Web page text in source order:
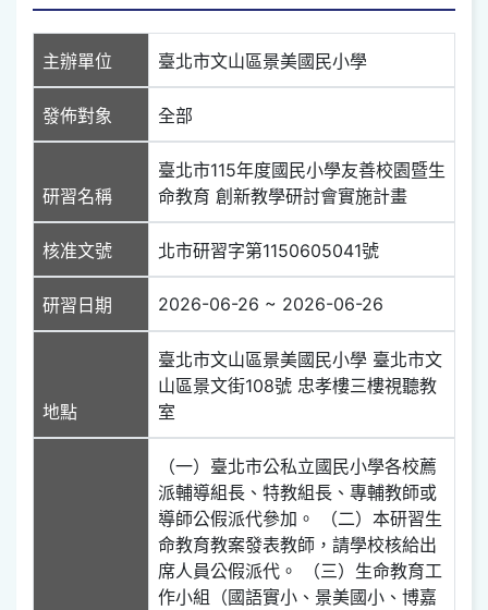
主辦單位 臺北市文山區景美國民小學
發佈對象 全部
研習名稱
臺北市115年度國民小學友善校園暨生
命教育 創新教學研討會實施計畫
核准文號 北市研習字第1150605041號
研習日期 2026-06-26 ~ 2026-06-26
地點
臺北市文山區景美國民小學 臺北市文
山區景文街108號 忠孝樓三樓視聽教
室
（一）臺北市公私立國民小學各校薦
派輔導組長、特教組長、專輔教師或
導師公假派代參加。 （二）本研習生
命教育教案發表教師，請學校核給出
席人員公假派代。 （三）生命教育工
作小組（國語實小、景美國小、博嘉